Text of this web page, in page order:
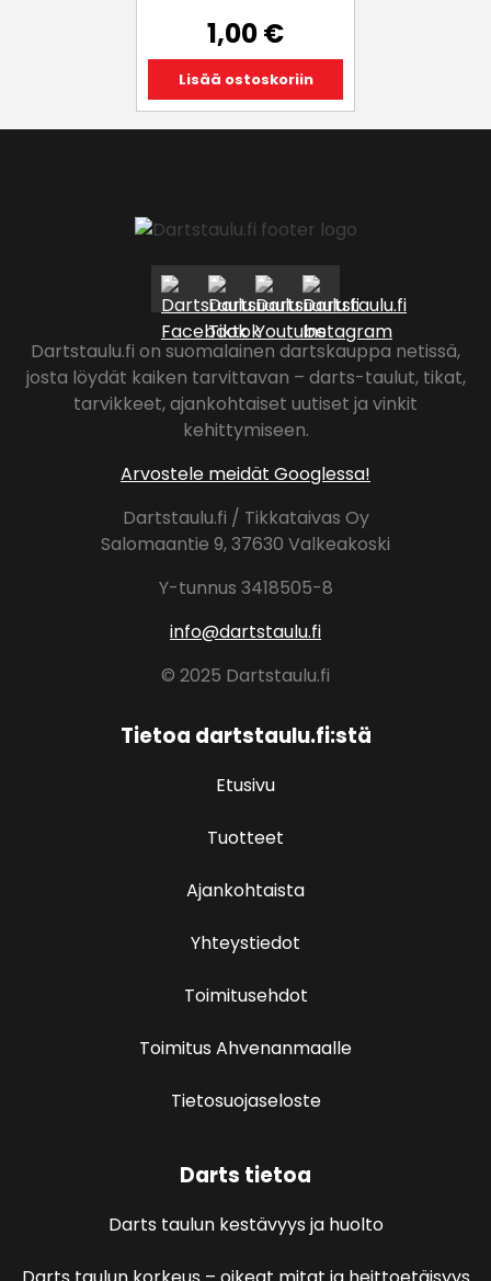
1,00€
Lisää ostoskoriin
Dartstaulu.fi on suomalainen dartskauppa netissä,
josta löydät kaiken tarvittavan – darts-taulut, tikat,
tarvikkeet, ajankohtaiset uutiset ja vinkit
kehittymiseen.
Arvostele meidät Googlessa!
Dartstaulu.fi / Tikkataivas Oy
Salomaantie 9, 37630 Valkeakoski
Y-tunnus 3418505-8
info@dartstaulu.fi
© 2025 Dartstaulu.fi
Tietoa dartstaulu.fi:stä
Etusivu
Tuotteet
Ajankohtaista
Yhteystiedot
Toimitusehdot
Toimitus Ahvenanmaalle
Tietosuojaseloste
Darts tietoa
Darts taulun kestävyys ja huolto